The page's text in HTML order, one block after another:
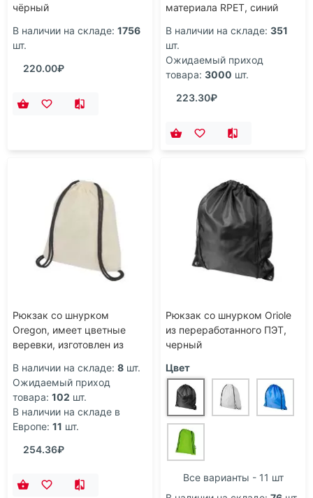
чёрный
В наличии на складе: 1756
шт.
220.00₽
материала RPET, синий
В наличии на складе: 351
шт.
Ожидаемый приход
товара: 3000 шт.
223.30₽
Рюкзак со шнурком
Oregon, имеет цветные
веревки, изготовлен из
черный
В наличии на складе: 8 шт.
Ожидаемый приход
товара: 102 шт.
В наличии на складе в
Европе: 11 шт.
254.36₽
Рюкзак со шнурком Oriole
из переработанного ПЭТ,
черный
Цвет
Все варианты - 11 шт